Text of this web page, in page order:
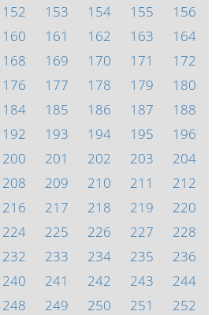
152 153 154 155
156
160 161 162 163
164
168 169 170 171
172
176 177 178 179
180
184 185 186 187
188
192 193 194 195
196
200 201 202 203
204
208 209 210 211
212
216 217 218 219
220
224 225 226 227
228
232 233 234 235
236
240 241 242 243
244
248 249 250 251
252